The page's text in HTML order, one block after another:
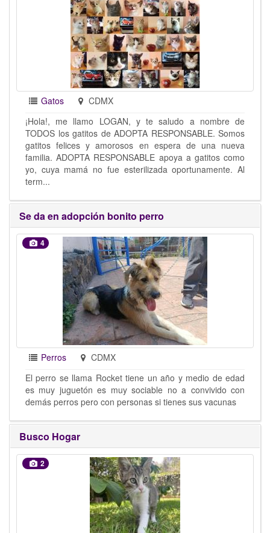
Gatos
CDMX
¡Hola!, me llamo LOGAN, y te saludo a nombre de
TODOS los gatitos de ADOPTA RESPONSABLE. Somos
gatitos felices y amorosos en espera de una nueva
familia. ADOPTA RESPONSABLE apoya a gatitos como
yo, cuya mamá no fue esterilizada oportunamente. Al
term...
Se da en adopción bonito perro
4
Perros
CDMX
El perro se llama Rocket tiene un año y medio de edad
es muy juguetón es muy sociable no a convivido con
demás perros pero con personas si tienes sus vacunas
Busco Hogar
2